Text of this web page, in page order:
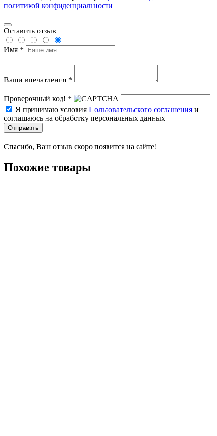
политикой конфиденциальности
Оставить отзыв
Имя *
Ваши впечатления *
Проверочный код! *
Я принимаю условия Пользовательского соглашения и
соглашаюсь на обработку персональных данных
Отправить
Спасибо, Ваш отзыв скоро появится на сайте!
Похожие товары